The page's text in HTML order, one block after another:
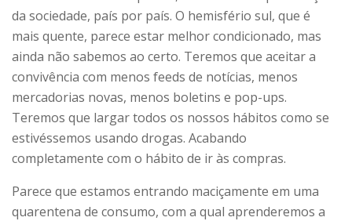
da sociedade, país por país. O hemisfério sul, que é
mais quente, parece estar melhor condicionado, mas
ainda não sabemos ao certo. Teremos que aceitar a
convivência com menos feeds de notícias, menos
mercadorias novas, menos boletins e pop-ups.
Teremos que largar todos os nossos hábitos como se
estivéssemos usando drogas. Acabando
completamente com o hábito de ir às compras.
Parece que estamos entrando maciçamente em uma
quarentena de consumo, com a qual aprenderemos a